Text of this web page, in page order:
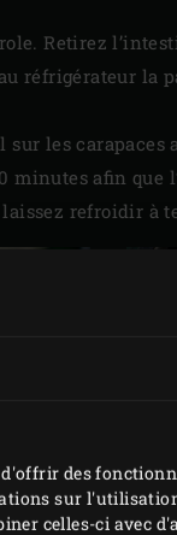
des
sur
celles-ci avec
Retirez
réfrigérateur la
les
minutes afin que
refroidir à